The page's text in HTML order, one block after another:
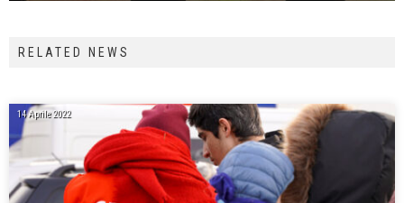
RELATED NEWS
14 Aprile 2022